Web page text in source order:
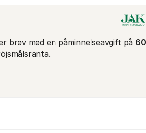
brev med en påminnelseavgift på 60